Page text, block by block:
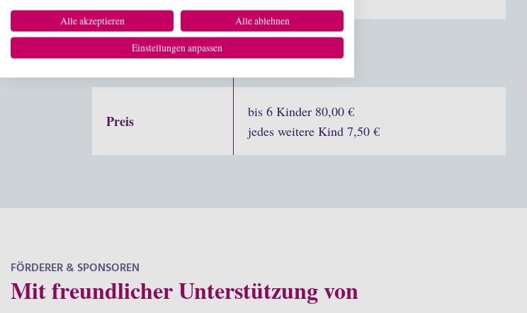
max.
Teilnehmerzahl
Preis
bis 6 Kinder 80,00 €
jedes weitere Kind 7,50 €
FÖRDERER & SPONSOREN
Mit freundlicher Unterstützung von
Alle akzeptieren
Alle ablehnen
Einstellungen anpassen